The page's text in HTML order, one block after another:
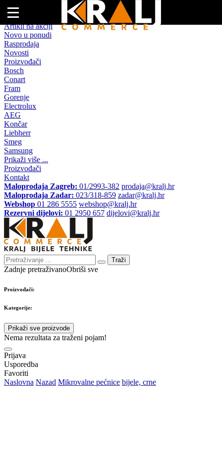
Naslovna
Artikli na akciji
Novo u ponudi
Rasprodaja
Novosti
Proizvođači
Bosch
Conart
Fram
Gorenje
Electrolux
AEG
Končar
Liebherr
Smeg
Samsung
Prikaži više ...
Proizvođači
Kontakt
Maloprodaja Zagreb: 01/2993-382 prodaja@kralj.hr
Maloprodaja Zadar: 023/318-859 zadar@kralj.hr
Webshop 01 286 5555 webshop@kralj.hr
Rezervni dijelovi: 01 2950 657 dijelovi@kralj.hr
Traži
Zadnje pretraživanoObriši sve
Proizvođači:
Kategorije:
Prikaži sve proizvode
Nema rezultata za traženi pojam!
Prijava
Usporedba
Favoriti
Naslovna Nazad Mikrovalne pećnice bijele, crne